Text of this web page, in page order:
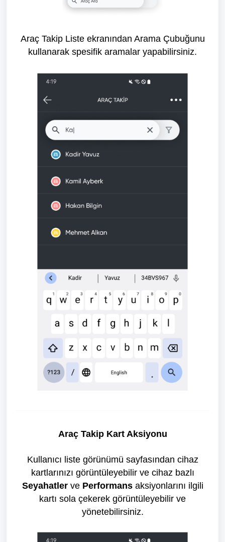
Araç Takip Liste ekranından Arama Çubuğunu
kullanarak spesifik aramalar yapabilirsiniz.
Araç Takip Kart Aksiyonu
Kullanıcı liste görünümü sayfasından cihaz
kartlarınızı görüntüleyebilir ve cihaz bazlı
Seyahatlerve Performansaksiyonlarını ilgili
kartı sola çekerek görüntüleyebilir ve
yönetebilirsiniz.